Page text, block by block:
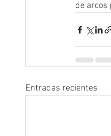
de arcos
Entradas recientes